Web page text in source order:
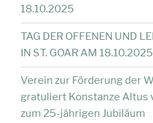
18.10.2025
TAG DER OFFENEN UND
IN ST. GOAR AM 18.10.2025
Verein zur Förderung der
gratuliert Konstanze Altus
zum 25-jährigen Jubiläum